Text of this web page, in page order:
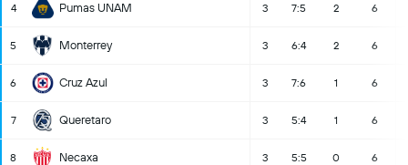
4 Pumas UNAM 3 7:5 2 6
5 Monterrey 3 6:4 2 6
6 Cruz Azul 3 7:6 1 6
7 Queretaro 3 5:4 1 6
8 Necaxa 3 5:5 0 6